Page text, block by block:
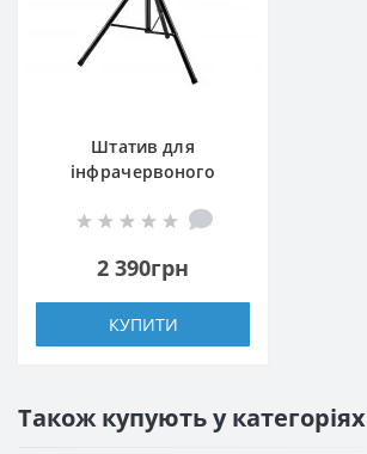
Штатив для
інфрачервоного
90-033
2 390грн
КУПИТИ
Також купують у категоріях